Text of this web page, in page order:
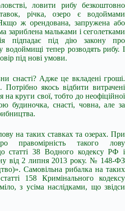
ловити рибу безкоштовно
річка, озеро є водоймами
ж орендована, запружена або
зариблена мальками і сеголетками
підпадає під дію закону про
водоймищі тепер розводять рибу. І
під нові умови.
снасті? Адже це вкладені гроші.
якось відбити витрачені
на круги свої, тобто до неофіційної
будиночка, снасті, човна, але за
на таких ставках та озерах. При
такого лову
статті 38 Водного кодексу РФ і
від 2 липня 2013 року. № 148-ФЗ
Самовільна рибалка на таких
158 Кримінального кодексу
з усіма наслідками, що звідси